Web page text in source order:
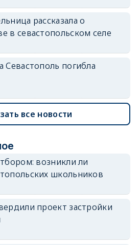
рассказала о
в севастопольском селе
Севастополь погибла
все новости
возникли ли
школьников
проект застройки